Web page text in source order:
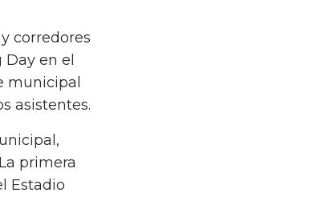
corredores
en el
municipal
asistentes.
primera
Estadio